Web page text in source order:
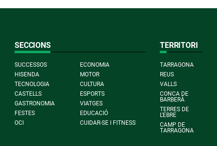
SECCIONS
SUCCESSOS
ECONOMIA
HISENDA
MOTOR
TECNOLOGIA
CULTURA
CASTELLS
ESPORTS
GASTRONOMIA
VIATGES
FESTES
EDUCACIÓ
OCI
CUIDAR-SE I FITNESS
TERRITORI
TARRAGONA
REUS
VALLS
CONCA DE
BARBERÀ
TERRES DE
L'EBRE
CAMP DE
TARRAGONA